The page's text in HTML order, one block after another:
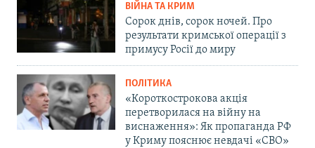
ВІЙНА ТА КРИМ
Сорок днів, сорок ночей. Про
результати кримської операції з
примусу Росії до миру
ПОЛІТИКА
«Короткострокова акція
перетворилася на війну на
виснаження»: Як пропаганда РФ
у Криму пояснює невдачі «СВО»